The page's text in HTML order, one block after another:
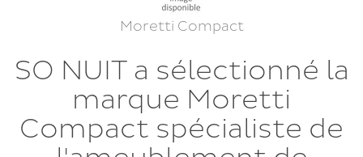
Moretti Compact
SO NUIT a sélectionné la
marque Moretti
Compact spécialiste de